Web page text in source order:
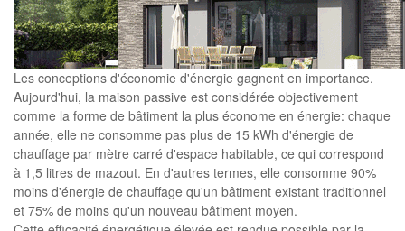
Les conceptions d'économie d'énergie gagnent en importance.
Aujourd'hui, la maison passive est considérée objectivement
comme la forme de bâtiment la plus économe en énergie: chaque
année, elle ne consomme pas plus de 15 kWh d'énergie de
chauffage par mètre carré d'espace habitable, ce qui correspond
à 1,5 litres de mazout. En d'autres termes, elle consomme 90%
moins d'énergie de chauffage qu'un bâtiment existant traditionnel
et 75% de moins qu'un nouveau bâtiment moyen.